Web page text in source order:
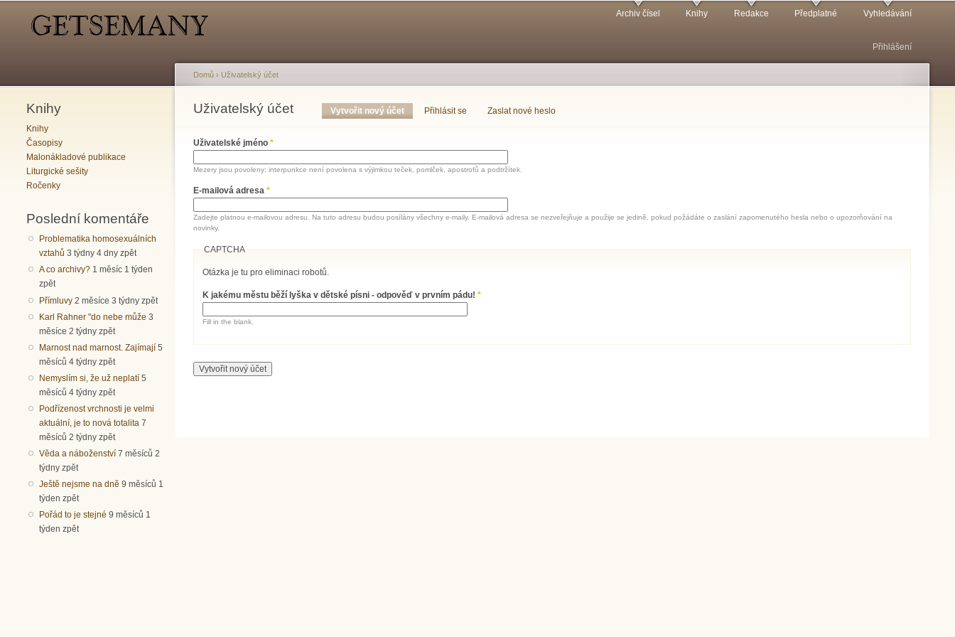
Archiv čísel Knihy Redakce Předplatné Vyhledávání
Přihlášení
Knihy
Knihy
Časopisy
Malonákladové publikace
Liturgické sešity
Ročenky
Poslední komentáře
Problematika homosexuálních
vztahů 3 týdny 4 dny zpět
A co archivy? 1 měsíc 1 týden
zpět
Přímluvy 2 měsíce 3 týdny zpět
Karl Rahner "do nebe může 3
měsíce 2 týdny zpět
Marnost nad marnost. Zajímají 5
měsíců 4 týdny zpět
Nemyslím si, že už neplatí 5
měsíců 4 týdny zpět
Podřízenost vrchnosti je velmi
aktuální, je to nová totalita 7
měsíců 2 týdny zpět
Věda a náboženství 7 měsíců 2
týdny zpět
Ještě nejsme na dně 9 měsíců 1
týden zpět
Pořád to je stejné 9 měsíců 1
týden zpět
Jste zde
Domů › Uživatelský účet
Uživatelský účet
Hlavní záložky Vytvořit nový účet (aktivní záložka)
Přihlásit se Zaslat nové heslo
Uživatelské jméno *
Mezery jsou povoleny; interpunkce není povolena s výjimkou teček, pomlček, apostrofů a podtržítek.
E-mailová adresa *
Zadejte platnou e-mailovou adresu. Na tuto adresu budou posílány všechny e-maily. E-mailová adresa se nezveřejňuje a použije se jedině, pokud požádáte o zaslání zapomenutého hesla nebo o upozorňování na
novinky.
CAPTCHA
Otázka je tu pro eliminaci robotů.
K jakému městu běží lyška v dětské písni - odpověď v prvním pádu!*
Fill in the blank.